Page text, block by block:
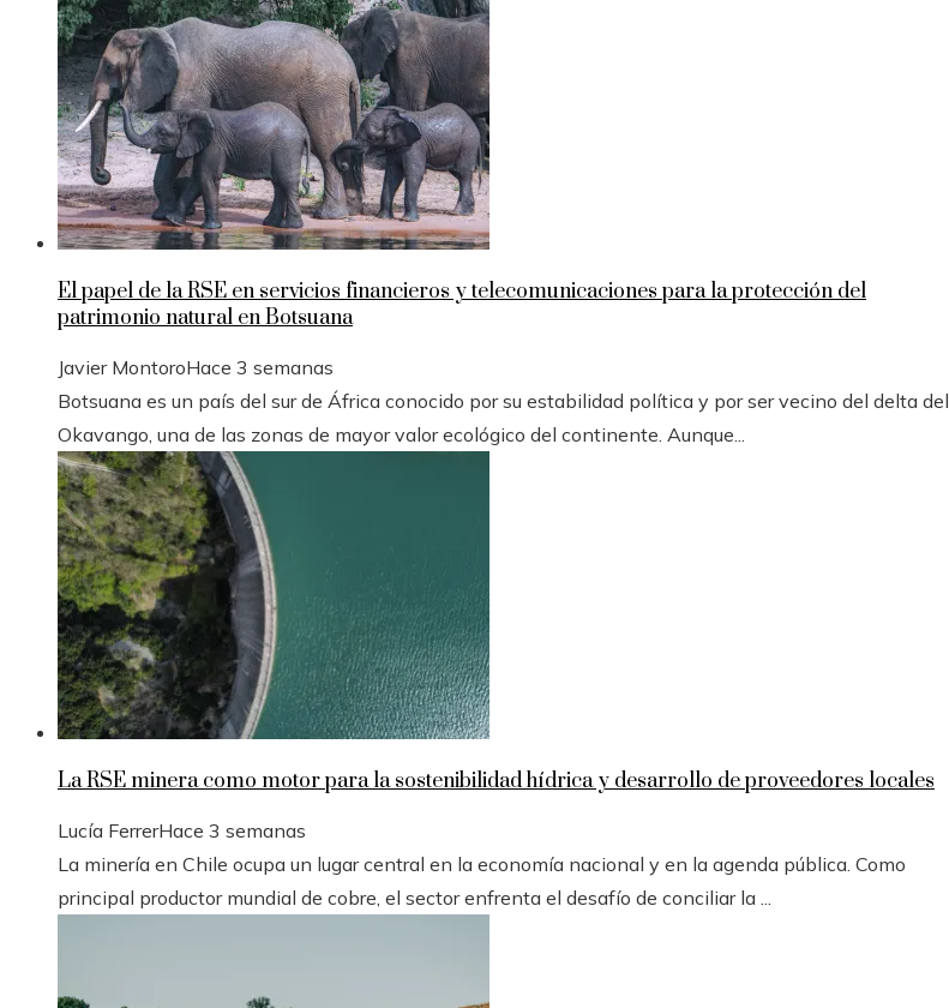
El papel de la RSE en servicios financieros y telecomunicaciones para la protección del
patrimonio natural en Botsuana
Javier MontoroHace 3 semanas
Botsuana es un país del sur de África conocido por su estabilidad política y por ser vecino del delta del
Okavango, una de las zonas de mayor valor ecológico del continente. Aunque...
La RSE minera como motor para la sostenibilidad hídrica y desarrollo de proveedores locales
Lucía FerrerHace 3 semanas
La minería en Chile ocupa un lugar central en la economía nacional y en la agenda pública. Como
principal productor mundial de cobre, el sector enfrenta el desafío de conciliar la ...